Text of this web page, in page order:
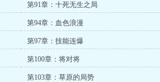
第91章：十死无生之局
第94章：血色浪漫
第97章：技能连爆
第100章：将对将
第103章：草原的局势